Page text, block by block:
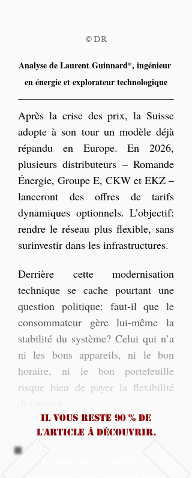
© DR
Analyse de Laurent Guinnard*, ingénieur
en énergie et explorateur technologique
Après la crise des prix, la Suisse
adopte à son tour un modèle déjà
répandu en Europe. En 2026,
plusieurs distributeurs – Romande
Énergie, Groupe E, CKW et EKZ –
lanceront des offres de tarifs
dynamiques optionnels. L’objectif:
rendre le réseau plus flexible, sans
surinvestir dans les infrastructures.
Derrière cette modernisation
technique se cache pourtant une
question politique: faut-il que le
consommateur gère lui-même la
stabilité du système? Celui qui n’a
ni les bons appareils, ni le bon
horaire, ni le bon portefeuille
risque bien de payer la flexibilité
Il vous reste 90 % de
l'article à découvrir.